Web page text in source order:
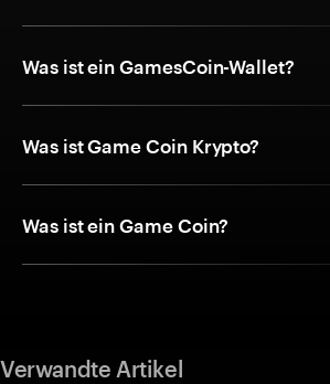
Was ist ein GamesCoin-Wallet?
Was ist Game Coin Krypto?
Was ist ein Game Coin?
Verwandte Artikel